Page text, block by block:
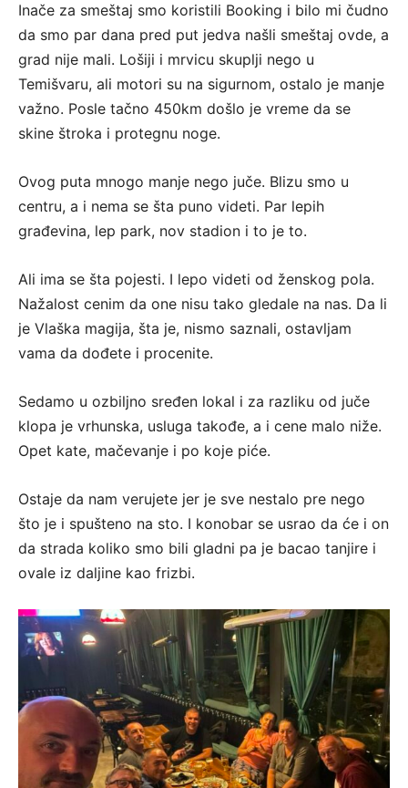
Inače za smeštaj smo koristili Booking i bilo mi čudno
da smo par dana pred put jedva našli smeštaj ovde, a
grad nije mali. Lošiji i mrvicu skuplji nego u
Temišvaru, ali motori su na sigurnom, ostalo je manje
važno. Posle tačno 450km došlo je vreme da se
skine štroka i protegnu noge.
Ovog puta mnogo manje nego juče. Blizu smo u
centru, a i nema se šta puno videti. Par lepih
građevina, lep park, nov stadion i to je to.
Ali ima se šta pojesti. I lepo videti od ženskog pola.
Nažalost cenim da one nisu tako gledale na nas. Da li
je Vlaška magija, šta je, nismo saznali, ostavljam
vama da dođete i procenite.
Sedamo u ozbiljno sređen lokal i za razliku od juče
klopa je vrhunska, usluga takođe, a i cene malo niže.
Opet kate, mačevanje i po koje piće.
Ostaje da nam verujete jer je sve nestalo pre nego
što je i spušteno na sto. I konobar se usrao da će i on
da strada koliko smo bili gladni pa je bacao tanjire i
ovale iz daljine kao frizbi.